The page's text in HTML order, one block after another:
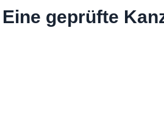
Eine geprüfte